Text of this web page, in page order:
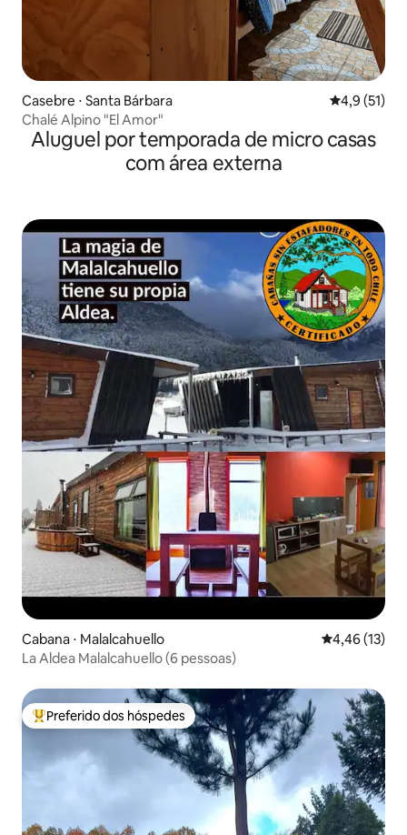
Casebre ⋅ Santa Bárbara 4,9 de uma
4,9 (51)
Chalé Alpino "El Amor"
Aluguel por temporada de micro casas
com área externa
Cabana ⋅ Malalcahuello 4,46 de uma
4,46 (13)
La Aldea Malalcahuello (6 pessoas)
Entre os melhores preferidos dos hóspedes
Preferido dos hóspedes